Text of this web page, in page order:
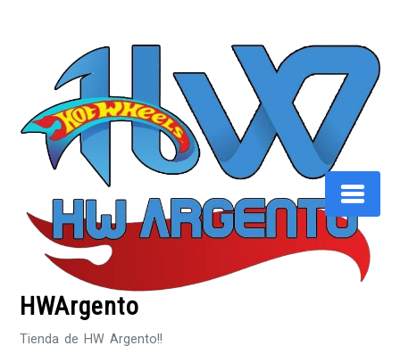
HWArgento
Tienda de HW Argento!!